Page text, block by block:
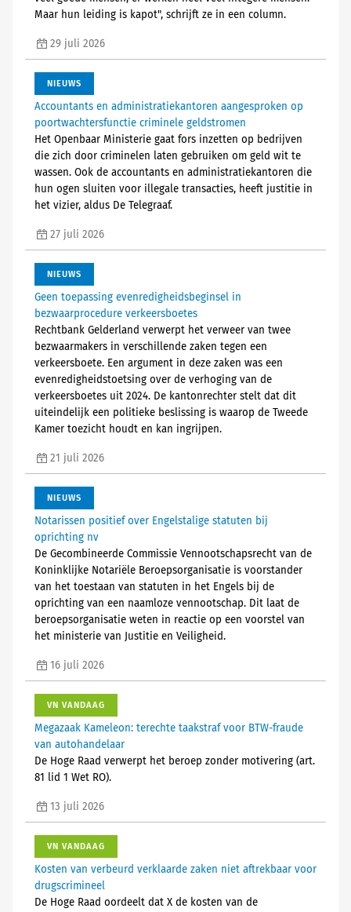
Maar hun leiding is kapot", schrijft ze in een column.
29 juli 2026
NIEUWS
Accountants en administratiekantoren aangesproken op
poortwachtersfunctie criminele geldstromen
Het Openbaar Ministerie gaat fors inzetten op bedrijven
die zich door criminelen laten gebruiken om geld wit te
wassen. Ook de accountants en administratiekantoren die
hun ogen sluiten voor illegale transacties, heeft justitie in
het vizier, aldus De Telegraaf.
27 juli 2026
NIEUWS
Geen toepassing evenredigheidsbeginsel in
bezwaarprocedure verkeersboetes
Rechtbank Gelderland verwerpt het verweer van twee
bezwaarmakers in verschillende zaken tegen een
verkeersboete. Een argument in deze zaken was een
evenredigheidstoetsing over de verhoging van de
verkeersboetes uit 2024. De kantonrechter stelt dat dit
uiteindelijk een politieke beslissing is waarop de Tweede
Kamer toezicht houdt en kan ingrijpen.
21 juli 2026
NIEUWS
Notarissen positief over Engelstalige statuten bij
oprichting nv
De Gecombineerde Commissie Vennootschapsrecht van de
Koninklijke Notariële Beroepsorganisatie is voorstander
van het toestaan van statuten in het Engels bij de
oprichting van een naamloze vennootschap. Dit laat de
beroepsorganisatie weten in reactie op een voorstel van
het ministerie van Justitie en Veiligheid.
16 juli 2026
VN VANDAAG
Megazaak Kameleon: terechte taakstraf voor BTW-fraude
van autohandelaar
De Hoge Raad verwerpt het beroep zonder motivering (art.
81 lid 1 Wet RO).
13 juli 2026
VN VANDAAG
Kosten van verbeurd verklaarde zaken niet aftrekbaar voor
drugscrimineel
De Hoge Raad oordeelt dat X de kosten van de